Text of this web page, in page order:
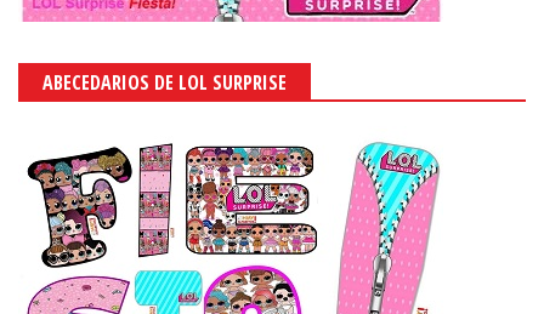
ABECEDARIOS DE LOL SURPRISE